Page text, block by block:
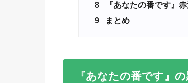
8
『あなたの番です』
9
まとめ
『あなたの番です』